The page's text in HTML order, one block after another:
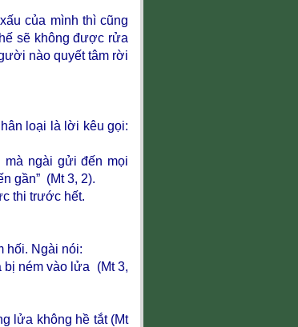
của mình thì cũng
sẽ không được rửa
nào quyết tâm rời
loại là lời kêu gọi:
mà ngài gửi đến mọi
gần” (Mt 3, 2).
thi trước hết.
hối. Ngài nói:
bị ném vào lửa (Mt 3,
lửa không hề tắt (Mt